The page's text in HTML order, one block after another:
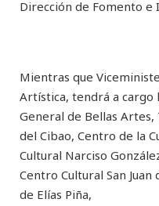
Dirección de Fomento e
Mientras que
Artística, tendrá a cargo
General de Bellas
del Cibao, Centro de la
Cultural Narciso
Centro Cultural San
de Elías Piña,